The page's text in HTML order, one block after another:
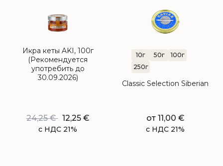
Икра кеты AKI, 100г
(Рекомендуется
употребить до
30.09.2026)
24,25€ 12,25 €
с НДС 21%
10г 50г
100г
250г
Classic Selection Siberian
от 11,00 €
с НДС 21%